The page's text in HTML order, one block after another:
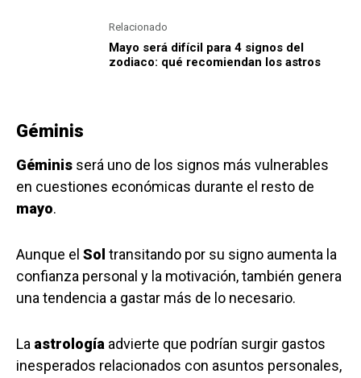
Relacionado
Mayo será difícil para 4 signos del
zodiaco: qué recomiendan los astros
Géminis
Géminis será uno de los signos más vulnerables
en cuestiones económicas durante el resto de
mayo.
Aunque el Sol transitando por su signo aumenta la
confianza personal y la motivación, también genera
una tendencia a gastar más de lo necesario.
La astrología advierte que podrían surgir gastos
inesperados relacionados con asuntos personales,